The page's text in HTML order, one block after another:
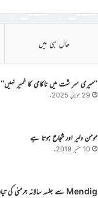
حال ہی میں
’’میری سر شت میں ناکامی کا خمیر نہیں‘‘
29 جولائی 2025ء
مومن دلیر اور شجاع ہوتا ہے
10 ستمبر 2019ء
Mendig سے جلسہ سالانہ جرمنی کی تیاری کی ایک رپورٹ